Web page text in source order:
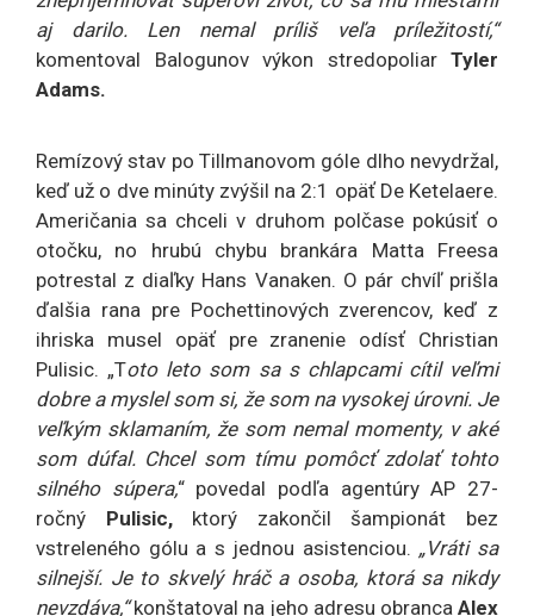
aj darilo. Len nemal príliš veľa príležitostí,“
komentoval Balogunov výkon stredopoliar Tyler
Adams.
Remízový stav po Tillmanovom góle dlho nevydržal,
keď už o dve minúty zvýšil na 2:1 opäť De Ketelaere.
Američania sa chceli v druhom polčase pokúsiť o
otočku, no hrubú chybu brankára Matta Freesa
potrestal z diaľky Hans Vanaken. O pár chvíľ prišla
ďalšia rana pre Pochettinových zverencov, keď z
ihriska musel opäť pre zranenie odísť Christian
Pulisic. „Toto leto som sa s chlapcami cítil veľmi
dobre a myslel som si, že som na vysokej úrovni. Je
veľkým sklamaním, že som nemal momenty, v aké
som dúfal. Chcel som tímu pomôcť zdolať tohto
silného súpera,“ povedal podľa agentúry AP 27-
ročný Pulisic,ktorý zakončil šampionát bez
vstreleného gólu a s jednou asistenciou. „Vráti sa
silnejší. Je to skvelý hráč a osoba, ktorá sa nikdy
nevzdáva,“konštatoval na jeho adresu obranca Alex